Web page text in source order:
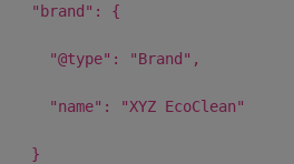
"brand": {
"@type": "Brand",
"name": "XYZ EcoClean"
}